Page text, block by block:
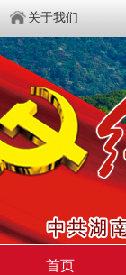
关于我们
首页